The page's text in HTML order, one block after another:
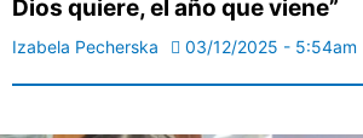
Dios quiere, el año que viene”
Izabela Pecherska 03/12/2025 - 5:54am